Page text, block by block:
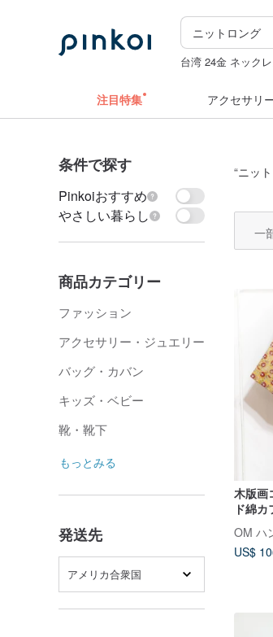
台湾 24金 ネック
注目特集 アクセサリ
条件で探す
Pinkoiおすすめ
やさしい暮らし
商品カテゴリー
ファッション
アクセサリー・ジュエリー
バッグ・カバン
キッズ・ベビー
靴・靴下
もっとみる
発送先
アメリカ合衆国
“ニッ
一
木版画
ド綿
OM ハ
US$